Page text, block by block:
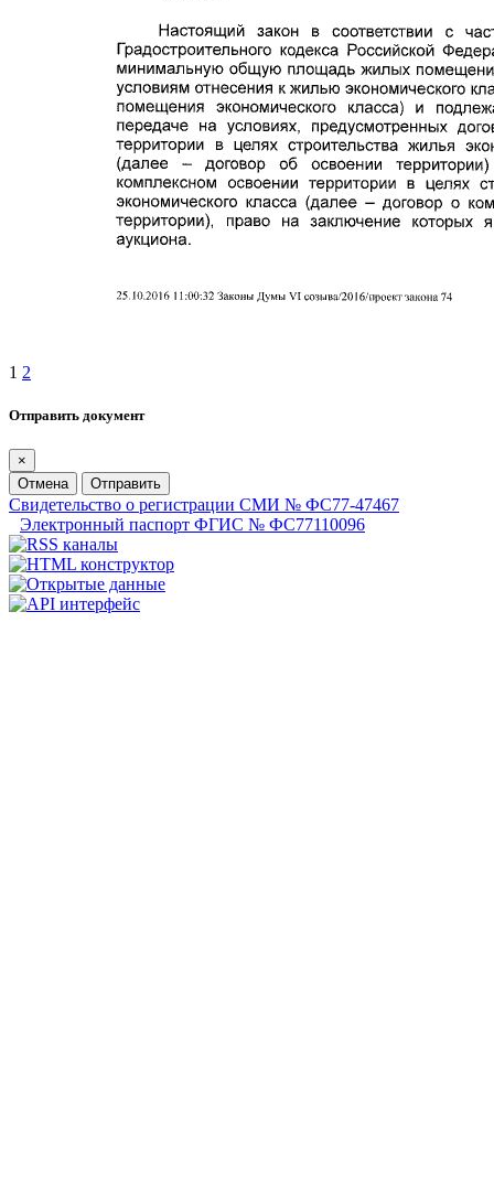
1 2
Отправить документ
×
Отмена
Отправить
Свидетельство о регистрации СМИ № ФС77-47467
Электронный паспорт ФГИС № ФС77110096